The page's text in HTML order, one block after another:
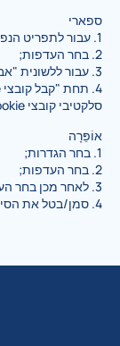
ספארי
1. עבור לתפריט הנפתח של Safari;
2. בחר העדפות;
3. עבור ללשונית "אבטחה";
סלקטיבי קובצי Cookie.
אוֹפֵּרָה
1. בחר הגדרות;
2. בחר העדפות;
3. לאחר מכן בחר העדפות מהירות;
4. סמן/בטל את הסימון של "הפעל קובצי Cookie".